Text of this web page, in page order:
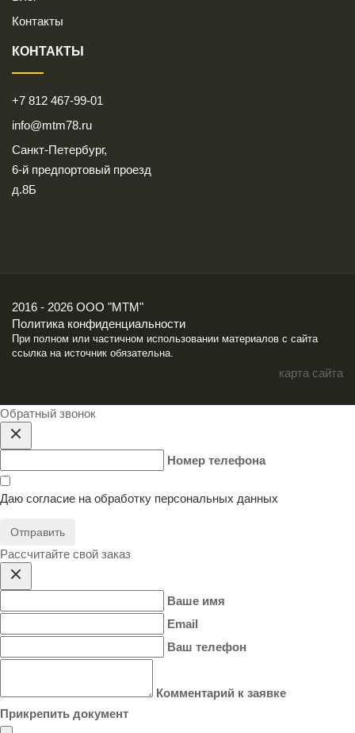
Контакты
КОНТАКТЫ
+7 812 467-99-01
info@mtm78.ru
Санкт-Петербург,
6-й предпортовый проезд
д.8Б
2016 - 2026 ООО "МТМ"
Политика конфиденциальности
При полном или частичном использовании материалов с сайта
ссылка на источник обязательна.
карта сайта
Обратный звонок
Номер телефона
Даю согласие на обработку персональных данных
Отправить
Расcчитайте свой заказ
Ваше имя
Email
Ваш телефон
Комментарий к заявке
Прикрепить документ